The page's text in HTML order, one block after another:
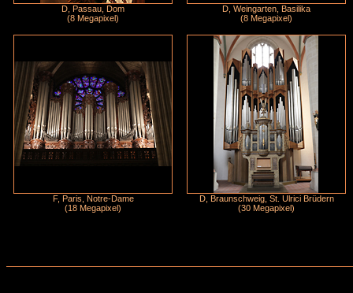
D, Passau, Dom
(8 Megapixel)
D, Weingarten, Basilika
(8 Megapixel)
F, Paris, Notre-Dame
(18 Megapixel)
D, Braunschweig, St. Ulrici Brüdern
(30 Megapixel)